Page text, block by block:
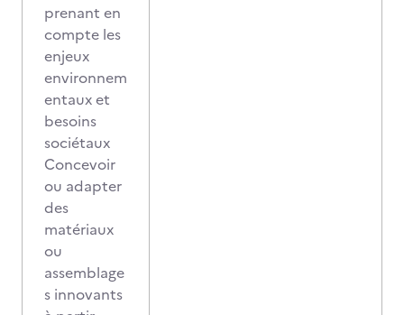
prenant en
compte les
enjeux
environnem
entaux et
besoins
sociétaux
Concevoir
ou adapter
des
matériaux
ou
assemblage
s innovants